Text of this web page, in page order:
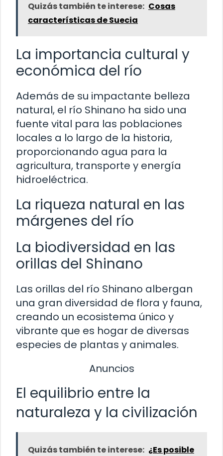
Quizás también te interese: Cosas
características de Suecia
La importancia cultural y
económica del río
Además de su impactante belleza
natural, el río Shinano ha sido una
fuente vital para las poblaciones
locales a lo largo de la historia,
proporcionando agua para la
agricultura, transporte y energía
hidroeléctrica.
La riqueza natural en las
márgenes del río
La biodiversidad en las
orillas del Shinano
Las orillas del río Shinano albergan
una gran diversidad de flora y fauna,
creando un ecosistema único y
vibrante que es hogar de diversas
especies de plantas y animales.
Anuncios
El equilibrio entre la
naturaleza y la civilización
Quizás también te interese: ¿Es posible